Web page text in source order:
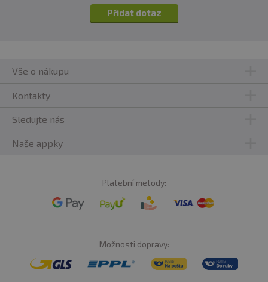
Přidat dotaz
Vše o nákupu
Kontakty
Sledujte nás
Naše appky
Platební metody:
Možnosti dopravy: